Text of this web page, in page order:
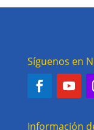
Síguenos en
Información